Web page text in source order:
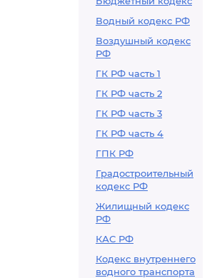
Водный кодекс РФ
Воздушный кодекс
РФ
ГК РФ часть 1
ГК РФ часть 2
ГК РФ часть 3
ГК РФ часть 4
ГПК РФ
Градостроительный
кодекс РФ
Жилищный кодекс
РФ
КАС РФ
Кодекс внутреннего
водного транспорта